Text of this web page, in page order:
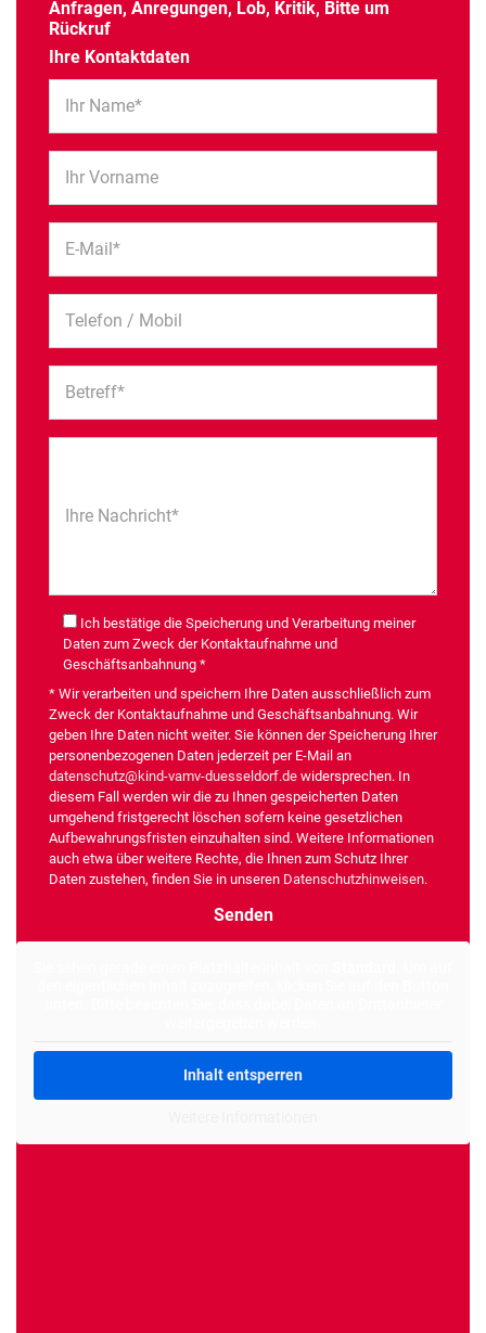
Anfragen, Anregungen, Lob, Kritik, Bitte um
Rückruf
Ihre Kontaktdaten
Ihr Name*
Ihr Vorname
E-Mail*
Telefon / Mobil
Betreff*
Ihre Nachricht*
Ich bestätige die Speicherung und Verarbeitung meiner
Daten zum Zweck der Kontaktaufnahme und
Geschäftsanbahnung *
* Wir verarbeiten und speichern Ihre Daten ausschließlich zum
Zweck der Kontaktaufnahme und Geschäftsanbahnung. Wir
geben Ihre Daten nicht weiter. Sie können der Speicherung Ihrer
personenbezogenen Daten jederzeit per E-Mail an
datenschutz@kind-vamv-duesseldorf.de widersprechen. In
diesem Fall werden wir die zu Ihnen gespeicherten Daten
umgehend fristgerecht löschen sofern keine gesetzlichen
Aufbewahrungsfristen einzuhalten sind. Weitere Informationen
auch etwa über weitere Rechte, die Ihnen zum Schutz Ihrer
Daten zustehen, finden Sie in unseren Datenschutzhinweisen.
Inhalt entsperren